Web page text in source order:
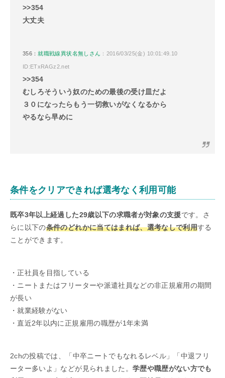
>>354
大丈夫
356：就職戦線異状名無しさん ：2016/03/25(金) 10:01:49.10
ID:ETxRAGz2.net
>>354
むしろそういう奴のための最後の受け皿だよ
３０になったらもう一切救いがなくなるから
やるなら早めに
条件をクリアできれば選考なく利用可能
既卒3年以上経過した29歳以下の求職者が対象の支援です。さ
らに以下の条件のどれかに当てはまれば、選考なしで利用する
ことができます。
・正社員を目指している
・ニートまたはフリーターや派遣社員などの非正規雇用の期間
が長い
・就業経験がない
・直近2年以内に正規雇用の職歴が1年未満
2chの投稿では、「中卒ニートでもなれるレベル」「中退フリ
ーター多いよ」などが見られました。 学歴や職歴がない方でも